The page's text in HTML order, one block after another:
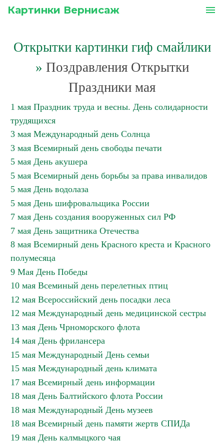
Картинки Вернисаж menu
Открытки картинки гиф смайлики
» Поздравления Открытки
Праздники мая
1 мая Праздник труда и весны. День солидарности
трудящихся
3 мая Международный день Солнца
3 мая Всемирный день свободы печати
5 мая День акушера
5 мая Всемирный день борьбы за права инвалидов
5 мая День водолаза
5 мая День шифровальщика России
7 мая День создания вооруженных сил РФ
7 мая День защитника Отечества
8 мая Всемирный день Красного креста и Красного
полумесяца
9 Мая День Победы
10 мая Всеминый день перелетных птиц
12 мая Всероссийский день посадки леса
12 мая Международный день медицинской сестры
13 мая День Чрноморского флота
14 мая День фрилансера
15 мая Международный День семьи
15 мая Международный день климата
17 мая Всемирный день информации
18 мая День Балтийского флота России
18 мая Международный День музеев
18 мая Всемирный день памяти жертв СПИДа
19 мая День калмыцкого чая